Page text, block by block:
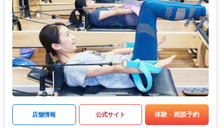
店舗情報 公式サイト 体験・相談予約